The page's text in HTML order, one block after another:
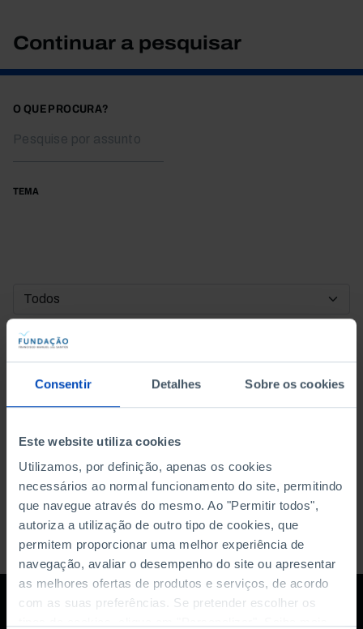
Consentir Detalhes Sobre os cookies
Este website utiliza cookies
Utilizamos, por definição, apenas os cookies
necessários ao normal funcionamento do site, permitindo
que navegue através do mesmo. Ao "Permitir todos",
autoriza a utilização de outro tipo de cookies, que
permitem proporcionar uma melhor experiência de
navegação, avaliar o desempenho do site ou apresentar
as melhores ofertas de produtos e serviços, de acordo
com as suas preferências. Se pretender escolher os
Continuar a pesquisar
O QUE PROCURA?
TEMA
DATA DE INÍCIO
DATA DE FIM